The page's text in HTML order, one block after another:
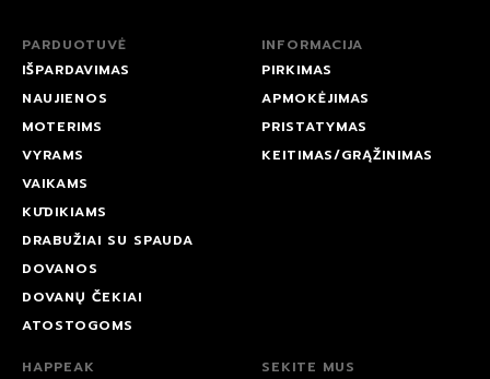
PARDUOTUVĖ
IŠPARDAVIMAS
NAUJIENOS
MOTERIMS
VYRAMS
VAIKAMS
KŪDIKIAMS
DRABUŽIAI SU SPAUDA
DOVANOS
DOVANŲ ČEKIAI
ATOSTOGOMS
INFORMACIJA
PIRKIMAS
APMOKĖJIMAS
PRISTATYMAS
KEITIMAS/GRĄŽINIMAS
HAPPEAK
SEKITE MUS